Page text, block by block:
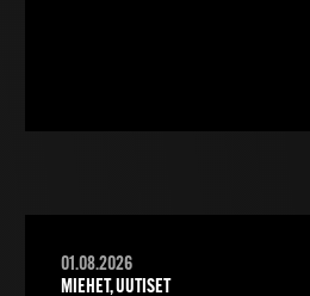
01.08.2026
MIEHET, UUTISET